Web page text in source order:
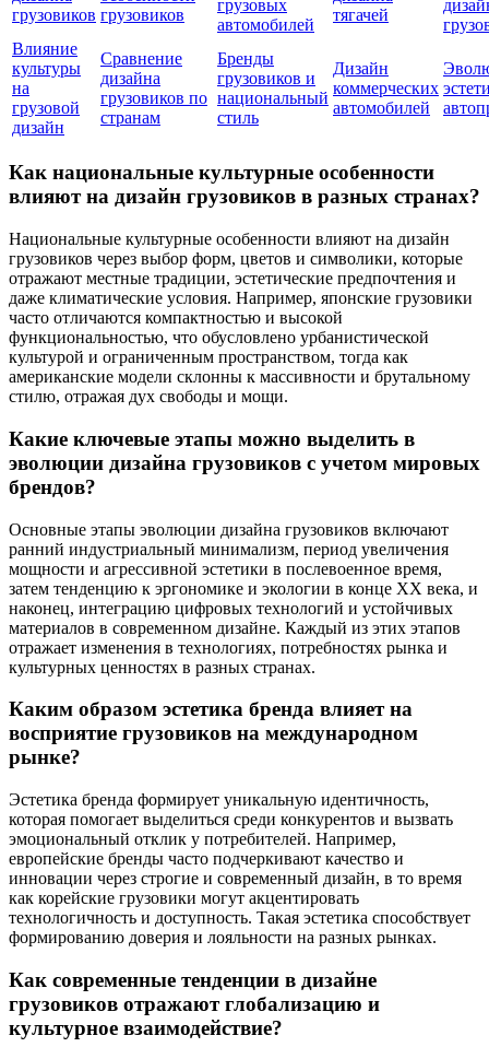
грузовиков грузовиков
грузовых
автомобилей
тягачей
Влияние
культуры
на
грузовой
дизайн
Сравнение
дизайна
грузовиков по
странам
Бренды
грузовиков и
национальный
стиль
Дизайн
коммерческих
автомобилей
Как национальные культурные особенности
влияют на дизайн грузовиков в разных странах?
Национальные культурные особенности влияют на дизайн
грузовиков через выбор форм, цветов и символики, которые
отражают местные традиции, эстетические предпочтения и
даже климатические условия. Например, японские грузовики
часто отличаются компактностью и высокой
функциональностью, что обусловлено урбанистической
культурой и ограниченным пространством, тогда как
американские модели склонны к массивности и брутальному
стилю, отражая дух свободы и мощи.
Какие ключевые этапы можно выделить в
эволюции дизайна грузовиков с учетом мировых
брендов?
Основные этапы эволюции дизайна грузовиков включают
ранний индустриальный минимализм, период увеличения
мощности и агрессивной эстетики в послевоенное время,
затем тенденцию к эргономике и экологии в конце XX века, и
наконец, интеграцию цифровых технологий и устойчивых
материалов в современном дизайне. Каждый из этих этапов
отражает изменения в технологиях, потребностях рынка и
культурных ценностях в разных странах.
Каким образом эстетика бренда влияет на
восприятие грузовиков на международном
рынке?
Эстетика бренда формирует уникальную идентичность,
которая помогает выделиться среди конкурентов и вызвать
эмоциональный отклик у потребителей. Например,
европейские бренды часто подчеркивают качество и
инновации через строгие и современный дизайн, в то время
как корейские грузовики могут акцентировать
технологичность и доступность. Такая эстетика способствует
формированию доверия и лояльности на разных рынках.
Как современные тенденции в дизайне
грузовиков отражают глобализацию и
культурное взаимодействие?